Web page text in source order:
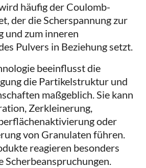
häufig der Coulomb-
der die Scherspannung zur
und zum inneren
Pulvers in Beziehung setzt.
beeinflusst die
die Partikelstruktur und
maßgeblich. Sie kann
Zerkleinerung,
oder
von Granulaten führen.
reagieren besonders
Scherbeanspruchungen.